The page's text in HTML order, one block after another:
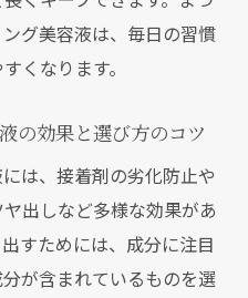
グ美容液は、毎日の習慣
くなります。
の効果と選び方のコツ
は、接着剤の劣化防止や
出しなど多様な効果があ
すためには、成分に注目
が含まれているものを選